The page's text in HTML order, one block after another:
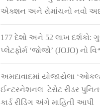
એક્શન અને રોમાંચનો નવો
177 દેશો અને 52 લાખ દર્શકો:
પ્લેટફોર્મ ‘જોજો’ (JOJO) નો
અમદાવાદમાં યોજાયેલા
ઈન્ટરનેશનલ ટેરોટ રીડર
કાર્ડ રીડિંગ અંગે માહિતી આપી